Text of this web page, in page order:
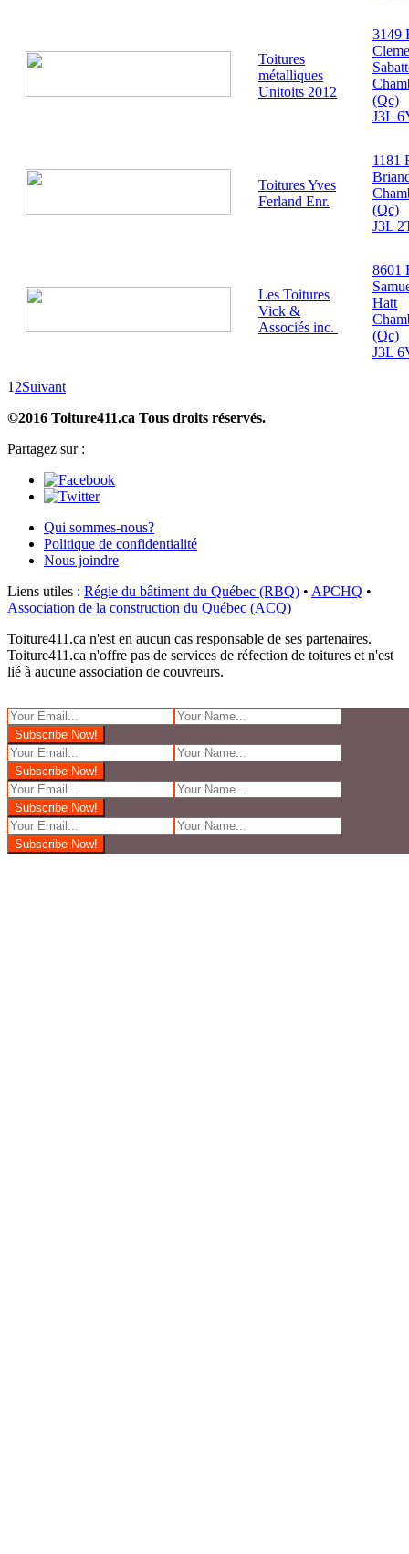
Toitures
métalliques
Unitoits 2012
3149
(Qc)
J3L
Toitures Yves
Ferland Enr.
1181
(Qc)
J3L
Les Toitures
Vick &
Associés inc.
8601
Hatt
(Qc)
J3L
12Suivant
©2016 Toiture411.ca Tous droits réservés.
Partagez sur :
Qui sommes-nous?
Politique de confidentialité
Nous joindre
Liens utiles : Régie du bâtiment du Québec (RBQ) • APCHQ •
Association de la construction du Québec (ACQ)
Toiture411.ca n'est en aucun cas responsable de ses partenaires.
Toiture411.ca n'offre pas de services de réfection de toitures et n'est
lié à aucune association de couvreurs.